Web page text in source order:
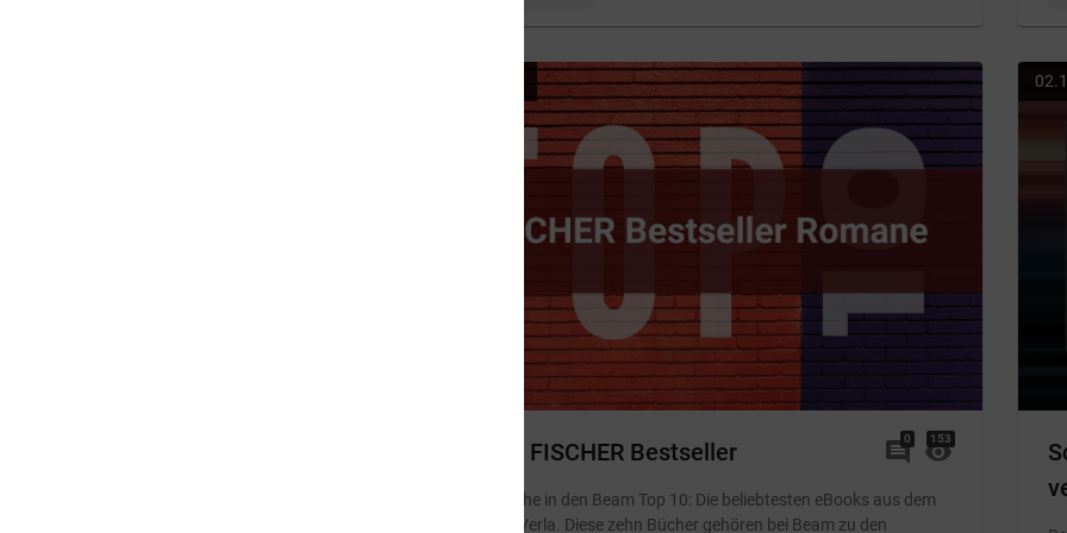
Top 10: FISCHER Bestseller comment
0 Kommentare
visibility
153Von: Melanie
Diese Woche in den Beam Top 10: Die beliebtesten eBooks aus dem
FISCHER Verla. Diese zehn Bücher gehören bei Beam zu den